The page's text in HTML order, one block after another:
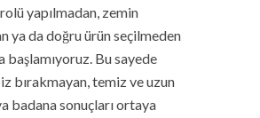
yapılmadan, zemin
ya da doğru ürün seçilmeden
başlamıyoruz. Bu sayede
bırakmayan, temiz ve uzun
badana sonuçları ortaya